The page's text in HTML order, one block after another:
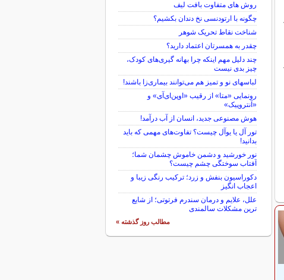
روش های متفاوت بافت لیف
چگونه با ارتودنسی نخ دندان بکشیم؟
شناخت نقاط تحریک شوهر
چقدر به همسرتان اعتماد دارید؟
چند دلیل مهم اینکه چرا بهانه گیری‌های کودک،
چیز بدی نیست
لباس‎های نو و تمیز هم می‌توانند بیماری‌زا باشند!
رونمایی «متا» از رقیب «اوپن‌ای‌آی» و
«آنتروپیک»
هوش مصنوعی جدید، انسان از آب درآمد!
تور آل یا یوآل چیست؟ تفاوت‌های مهمی که باید
بدانید!
نور خورشید و دشمن خاموش چشمان شما؛
آفتاب سوختگی چشم چیست؟
دکوراسیون بنفش و زرد؛ ترکیب رنگی زیبا و
اعجاب انگیز
علل، علایم و درمان سندرم فرتوتی؛ از شایع
ترین مشکلات سالمندی
مطالب روز گذشته »